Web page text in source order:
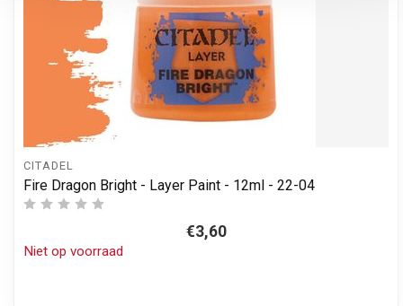
CITADEL
Fire Dragon Bright - Layer Paint - 12ml - 22-04
€3,60
Niet op voorraad